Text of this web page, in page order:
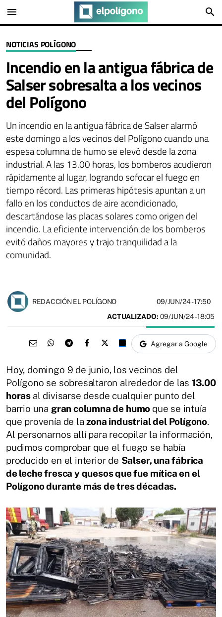
menu search
NOTICIAS POLÍGONO
Incendio en la antigua fábrica de
Salser sobresalta a los vecinos
del Polígono
Un incendio en la antigua fábrica de Salser alarmó
este domingo a los vecinos del Polígono cuando una
espesa columna de humo se elevó desde la zona
industrial. A las 13.00 horas, los bomberos acudieron
rápidamente al lugar, logrando sofocar el fuego en
tiempo récord. Las primeras hipótesis apuntan a un
fallo en los conductos de aire acondicionado,
descartándose las placas solares como origen del
incendio. La eficiente intervención de los bomberos
evitó daños mayores y trajo tranquilidad a la
comunidad.
REDACCIÓN EL POLÍGONO 09/JUN/24- 17:50
ACTUALIZADO: 09/JUN/24 - 18:05
Agregar a Google
Hoy, domingo 9 de junio, los vecinos del
Polígono se sobresaltaron alrededor de las 13.00
horas al divisarse desde cualquier punto del
barrio una gran columna de humo que se intuía
que provenía de lazona industrial del Polígono.
Al personarnos allí para recopilar la información,
pudimos comprobar que el fuego se había
producido en el interior de Salser, una fábrica
de leche fresca y quesos que fue mítica en el
Polígono durante más de tres décadas.